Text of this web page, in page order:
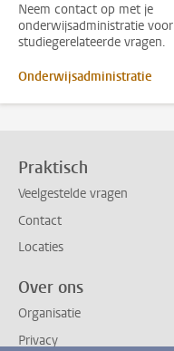
Neem contact op met je
onderwijsadministratie voor
studiegerelateerde vragen.
Onderwijsadministratie
Praktisch
Veelgestelde vragen
Contact
Locaties
Over ons
Organisatie
Privacy